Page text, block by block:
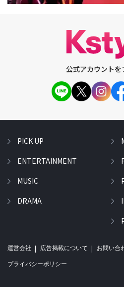
公式アカウントを
PICK UP
ENTERTAINMENT
MUSIC
DRAMA
運営会社 広告掲載について お問い合
プライバシーポリシー